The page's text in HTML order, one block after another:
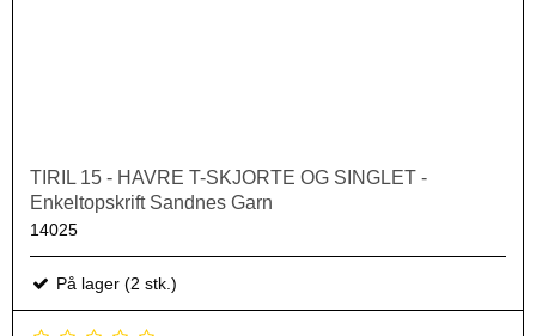
TIRIL 15 - HAVRE T-SKJORTE OG SINGLET -
Enkeltopskrift Sandnes Garn
14025
På lager (2 stk.)